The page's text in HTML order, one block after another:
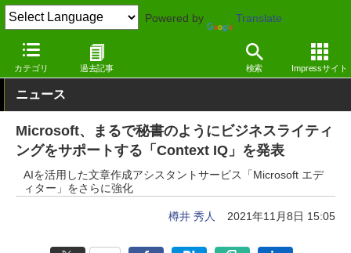
Powered by Translate
カテゴリ 過去記事 検索 Impressサイト
窓の杜 オフィス・ドキュメント Windows
ニュース
Microsoft、まるで秘書のようにビジネスライティ
ングをサポートする「Context IQ」を発表
AIを活用した文章作成アシスタントサービス「Microsoft エデ
ィター」をさらに強化
樽井 秀人 2021年11月8日 15:05